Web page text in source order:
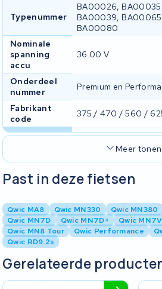
Typenummer
BA00026,
BA00039,
BA00080
Nominale
spanning
accu
36.00 V
Onderdeel
nummer
Premium en
Fabrikant
code
375 / 470 / 560 /
Meer tonen
Past in deze fietsen
Qwic MA8 Qwic MN330 Qwic MN380
Qwic MN7D
Qwic MN7D+ Qwic
Qwic MN8 Tour
Qwic Performance
Qwic RD9.2s
Gerelateerde